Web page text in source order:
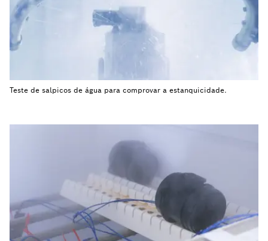
Teste de salpicos de água para comprovar a estanquicidade.